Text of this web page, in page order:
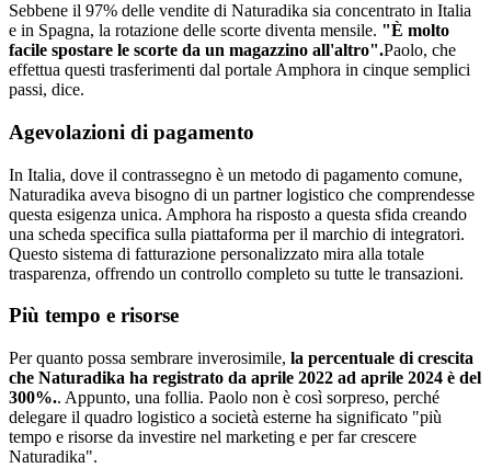
Sebbene il 97% delle vendite di Naturadika sia concentrato in Italia
e in Spagna, la rotazione delle scorte diventa mensile. "È molto
facile spostare le scorte da un magazzino all'altro".Paolo, che
effettua questi trasferimenti dal portale Amphora in cinque semplici
passi, dice.
Agevolazioni di pagamento
In Italia, dove il contrassegno è un metodo di pagamento comune,
Naturadika aveva bisogno di un partner logistico che comprendesse
questa esigenza unica. Amphora ha risposto a questa sfida creando
una scheda specifica sulla piattaforma per il marchio di integratori.
Questo sistema di fatturazione personalizzato mira alla totale
trasparenza, offrendo un controllo completo su tutte le transazioni.
Più tempo e risorse
Per quanto possa sembrare inverosimile, la percentuale di crescita
che Naturadika ha registrato da aprile 2022 ad aprile 2024 è del
300%.. Appunto, una follia. Paolo non è così sorpreso, perché
delegare il quadro logistico a società esterne ha significato "più
tempo e risorse da investire nel marketing e per far crescere
Naturadika".